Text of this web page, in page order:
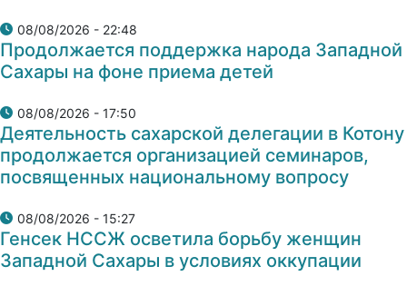
08/08/2026 - 22:48
Продолжается поддержка народа Западной
Сахары на фоне приема детей
08/08/2026 - 17:50
Деятельность сахарской делегации в Котону
продолжается организацией семинаров,
посвященных национальному вопросу
08/08/2026 - 15:27
Генсек НССЖ осветила борьбу женщин
Западной Сахары в условиях оккупации